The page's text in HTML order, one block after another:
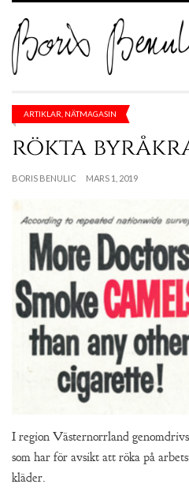
ARTIKLAR NÄTMAGASIN
rökta
BORIS BENULIC MARS 1, 2019
I region Västernorrland
som har för avsikt att röka på
kläder.